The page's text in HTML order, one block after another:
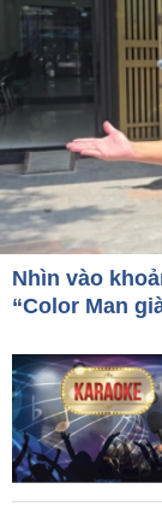
Nhìn vào
“Color Man